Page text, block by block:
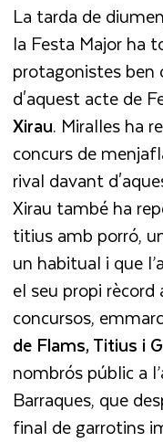
La tarda de
la Festa Major ha
protagonistes
d'aquest acte de
Xirau. Miralles ha
concurs de
rival davant
Xirau també ha
titius amb porró,
un habitual i que
el seu propi
concursos,
de Flams, Titius i
nombrós públic a
Barraques, que
final de garrotins